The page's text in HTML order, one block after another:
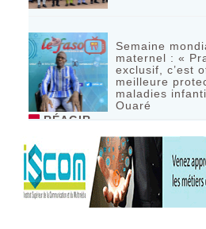
Semaine
maternel : «
exclusif, c’est
meilleure
maladies
Ouaré
RÉAGIR